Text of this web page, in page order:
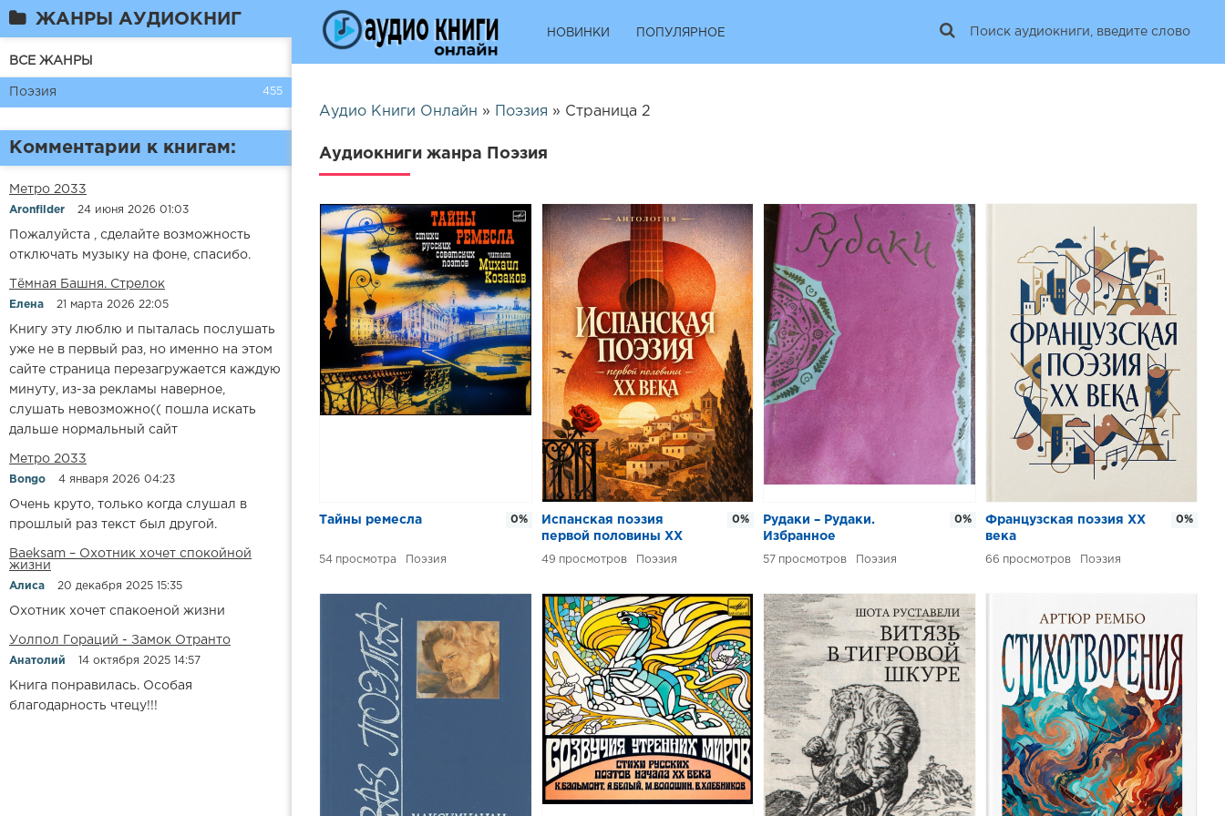
ЖАНРЫ АУДИОКНИГ
ВСЕ ЖАНРЫ
Поэзия 455
Комментарии к книгам:
Метро 2033
Aronfilder 24 июня 2026 01:03
Пожалуйста , сделайте возможность
отключать музыку на фоне, спасибо.
​​Тёмная Башня. Стрелок
Елена 21 марта 2026 22:05
Книгу эту люблю и пыталась послушать
уже не в первый раз, но именно на этом
сайте страница перезагружается каждую
минуту, из-за рекламы наверное,
слушать невозможно(( пошла искать
дальше нормальный сайт
Метро 2033
Bongo 4 января 2026 04:23
Очень круто, только когда слушал в
прошлый раз текст был другой.
Baeksam – Охотник хочет спокойной
жизни
Алиса 20 декабря 2025 15:35
Охотник хочет спакоеной жизни
Уолпол Гораций - Замок Отранто
Анатолий 14 октября 2025 14:57
Книга понравилась. Особая
благодарность чтецу!!!
НОВИНКИ ПОПУЛЯРНОЕ
Аудио Книги Онлайн » Поэзия » Страница 2
Аудиокниги жанра Поэзия
Тайны ремесла
54 Поэзия
0%
Испанская поэзия
первой половины XX
века
49 Поэзия
0%
Рудаки – Рудаки.
Избранное
57 Поэзия
0%
Французская поэзия XX
века
66 Поэзия
0%